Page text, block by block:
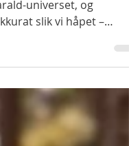
lot vi Osmo Words
universet, og
slik vi håpet –
og masse